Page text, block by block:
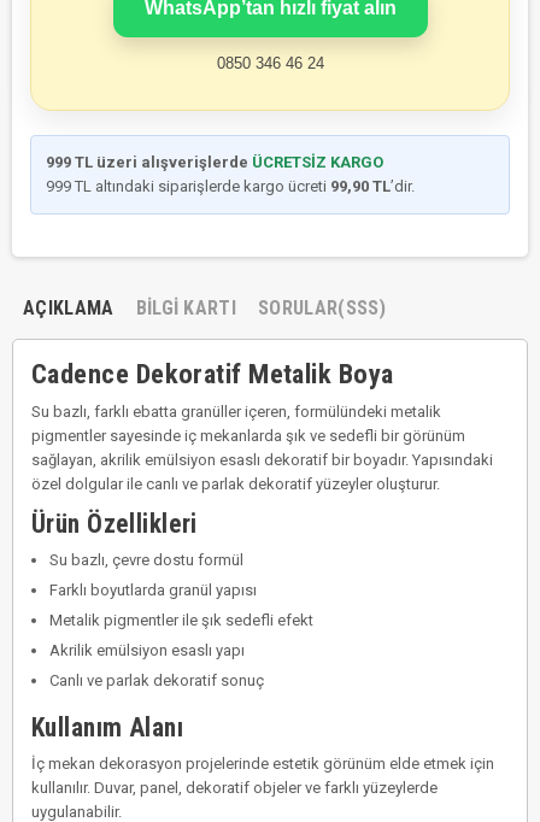
WhatsApp’tan hızlı fiyat alın
0850 346 46 24
999 TL üzeri alışverişlerde ÜCRETSİZ KARGO
999 TL altındaki siparişlerde kargo ücreti 99,90 TL’dir.
AÇIKLAMA BILGI KARTI SORULAR(SSS)
Cadence Dekoratif Metalik Boya
Su bazlı, farklı ebatta granüller içeren, formülündeki metalik
pigmentler sayesinde iç mekanlarda şık ve sedefli bir görünüm
sağlayan, akrilik emülsiyon esaslı dekoratif bir boyadır. Yapısındaki
özel dolgular ile canlı ve parlak dekoratif yüzeyler oluşturur.
Ürün Özellikleri
Su bazlı, çevre dostu formül
Farklı boyutlarda granül yapısı
Metalik pigmentler ile şık sedefli efekt
Akrilik emülsiyon esaslı yapı
Canlı ve parlak dekoratif sonuç
Kullanım Alanı
İç mekan dekorasyon projelerinde estetik görünüm elde etmek için
kullanılır. Duvar, panel, dekoratif objeler ve farklı yüzeylerde
uygulanabilir.